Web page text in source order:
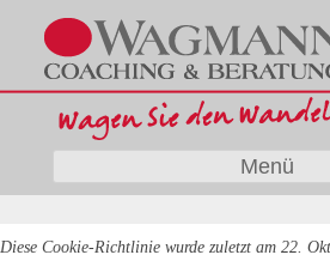
Wagmann
Coaching und Beratung
Menü
Diese Cookie-Richtlinie wurde zuletzt am 22.